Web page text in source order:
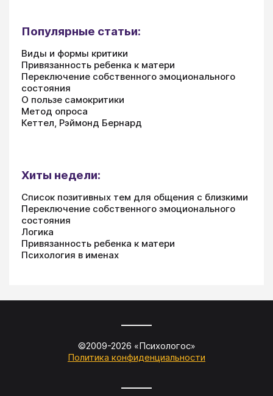
Популярные статьи:
Виды и формы критики
Привязанность ребенка к матери
Переключение собственного эмоционального
состояния
О пользе самокритики
Метод опроса
Кеттел, Рэймонд Бернард
Хиты недели:
Список позитивных тем для общения с близкими
Переключение собственного эмоционального
состояния
Логика
Привязанность ребенка к матери
Психология в именах
©2009-2026 «Психологос»
Политика конфиденциальности